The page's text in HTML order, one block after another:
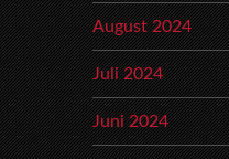
August 2024
Juli 2024
Juni 2024